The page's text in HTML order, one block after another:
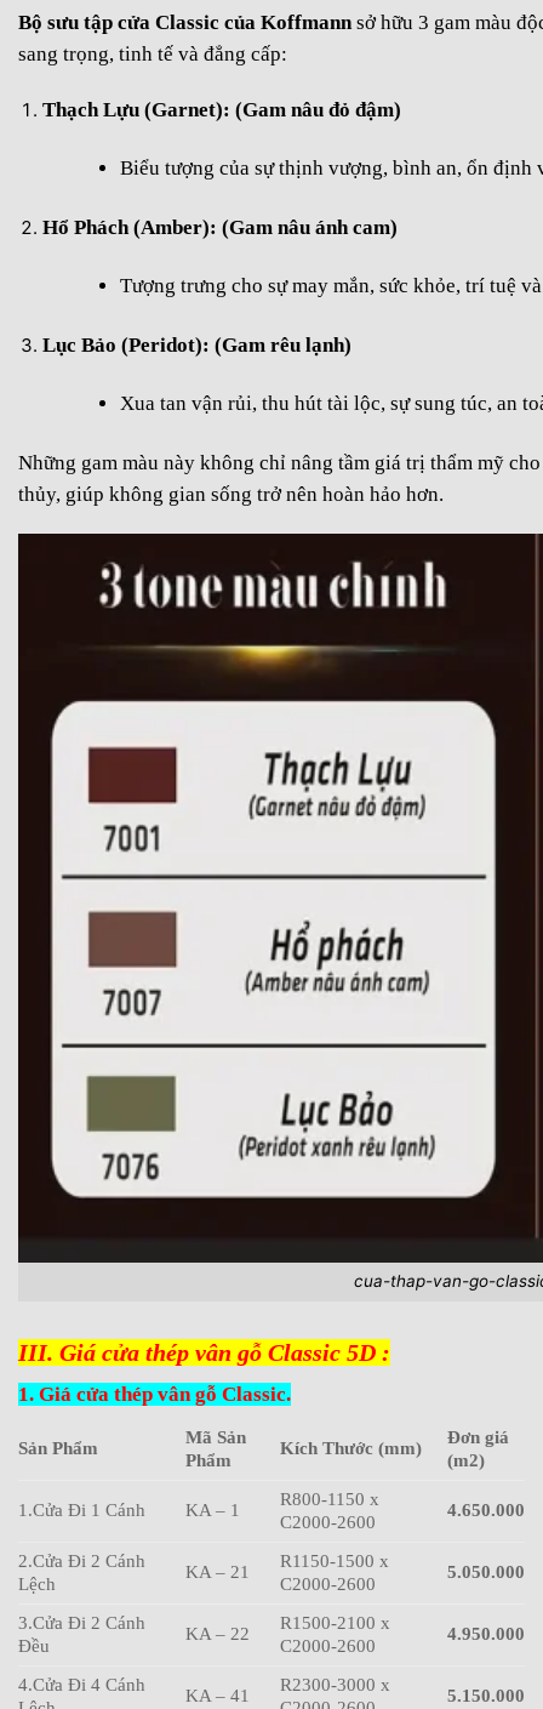
Bộ sưu tập cửa Classic của Koffmannsở hữu 3 gam màu
sang trọng, tinh tế và đẳng cấp:
Thạch Lựu (Garnet): (Gam nâu đỏ đậm)
Biểu tượng của sự thịnh vượng, bình an, ổn định
Hổ Phách (Amber): (Gam nâu ánh cam)
Tượng trưng cho sự may mắn, sức khỏe, trí tuệ
Lục Bảo (Peridot): (Gam rêu lạnh)
Xua tan vận rủi, thu hút tài lộc, sự sung túc, an
Những gam màu này không chỉ nâng tầm giá trị thẩm mỹ
thủy, giúp không gian sống trở nên hoàn hảo hơn.
cua-thap-van-go-
III. Giá cửa thép vân gỗ Classic 5D :
1. Giá cửa thép vân gỗ Classic.
Sản Phẩm
Mã Sản
Phẩm
Kích Thước (mm)
Đơn giá
(m2)
1.Cửa Đi 1 Cánh KA – 1
R800-1150 x
C2000-2600
4.650.000
2.Cửa Đi 2 Cánh
Lệch
KA – 21
R1150-1500 x
C2000-2600
5.050.000
3.Cửa Đi 2 Cánh
Đều
KA – 22
R1500-2100 x
C2000-2600
4.950.000
4.Cửa Đi 4 Cánh
KA – 41
R2300-3000 x
5.150.000